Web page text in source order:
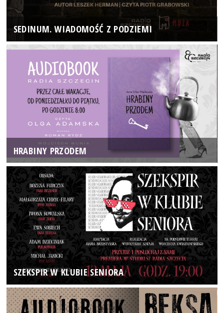
SEDINUM. WIADOMOŚĆ Z PODZIEMI
HRABINY PRZODEM
SZEKSPIR W KLUBIE SENIORA